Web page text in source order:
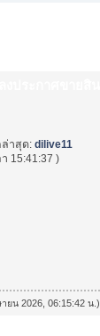
ล่าสุด:dilive11
า 15:41:37 )
ยน 2026, 06:15:42 น.)